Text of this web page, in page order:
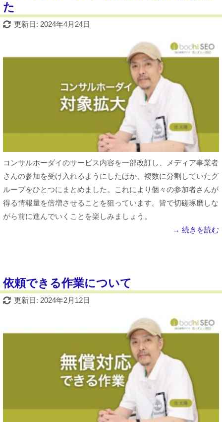
た
更新日: 2024年4月24日
コンサルホーダイのサービス内容を一部改訂し、メディア事業者
さんの参加を受け入れるようにしたほか、複数に分割していたグ
ループをひとつにまとめました。これにより個々の参加者さんが
得る情報量を倍増させることを狙っています。皆で切磋琢磨しな
がら前に進んでいくことを楽しみましょう。
→ 続きを読む
依頼できる作業について
更新日: 2024年2月12日